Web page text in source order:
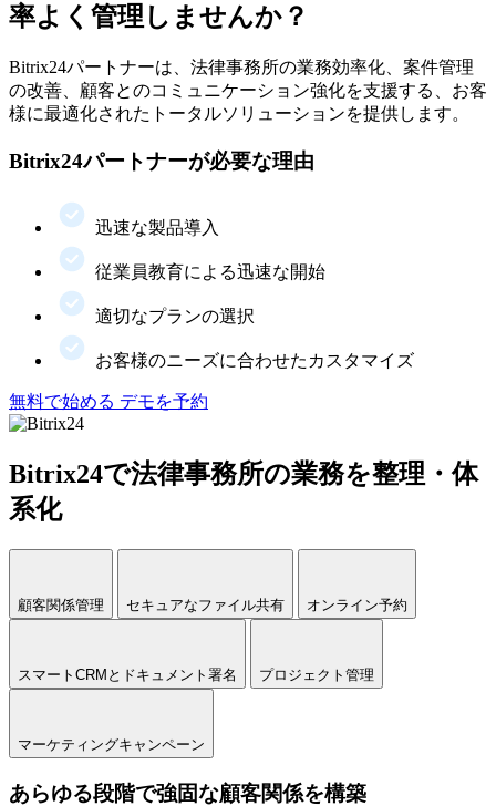
率よく管理しませんか？
Bitrix24パートナーは、法律事務所の業務効率化、案件管理
の改善、顧客とのコミュニケーション強化を支援する、お客
様に最適化されたトータルソリューションを提供します。
Bitrix24パートナーが必要な理由
迅速な製品導入
従業員教育による迅速な開始
適切なプランの選択
お客様のニーズに合わせたカスタマイズ
無料で始める デモを予約
Bitrix24で法律事務所の業務を整理・体
系化
顧客関係管理 セキュアなファイル共有 オンライン予約
スマートCRMとドキュメント署名 プロジェクト管理
マーケティングキャンペーン
あらゆる段階で強固な顧客関係を構築